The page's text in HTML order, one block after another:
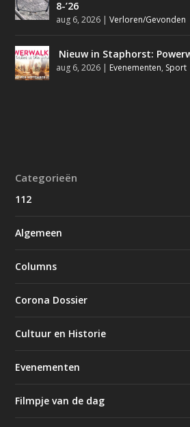
8-’26
aug 6, 2026 |Verloren/Gevonden
Nieuw in Staphorst:
aug 6, 2026 | Evenementen, Sport
Categorieën
112
Algemeen
Columns
Corona Dossier
Cultuur en Historie
Evenementen
Filmpje van de dag